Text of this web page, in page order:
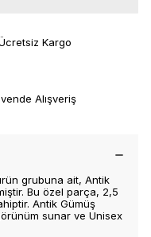
Kargo
Alışveriş
grubuna ait, Antik
Bu özel parça, 2,5
Antik Gümüş
sunar ve Unisex